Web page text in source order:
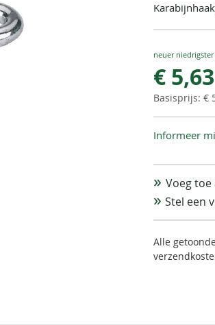
Special
Price
€ 5,63
€
Informeer
Voeg
Stel een
Alle